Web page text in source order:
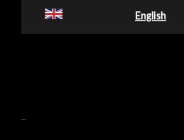
English